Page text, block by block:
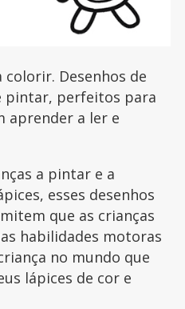
Desenhos de
pintar, perfeitos para
aprender a ler e
a pintar e a
esses desenhos
que as crianças
habilidades motoras
no mundo que
lápices de cor e